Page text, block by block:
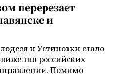
перерезает
и
и Устиновки стало
российских
Помимо